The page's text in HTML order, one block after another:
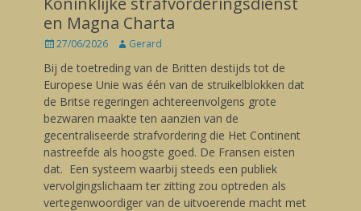
en Magna Charta
Posted
27/06/2026 Author
Gerard
Bij de toetreding van de Britten destijds tot de
Europese Unie was één van de struikelblokken dat
de Britse regeringen achtereenvolgens grote
bezwaren maakte ten aanzien van de
gecentraliseerde strafvordering die Het Continent
nastreefde als hoogste goed. De Fransen eisten
dat. Een systeem waarbij steeds een publiek
vervolgingslichaam ter zitting zou optreden als
vertegenwoordiger van de uitvoerende macht met